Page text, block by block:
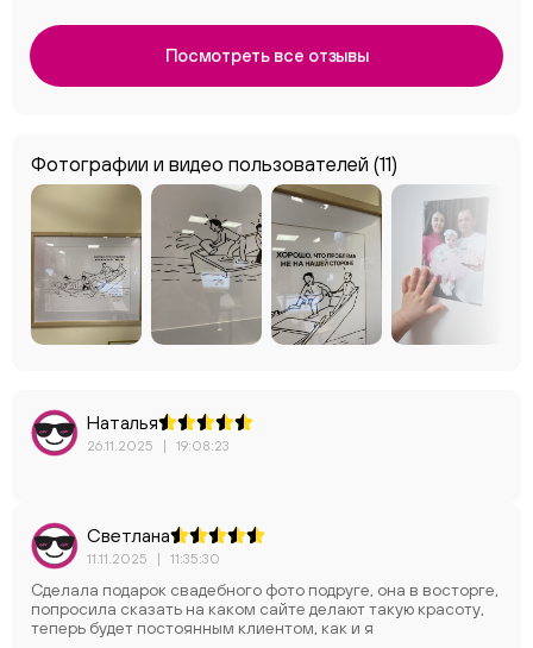
Фотографии и видео пользователей (11)
Посмотреть все отзывы
Наталья
26.11.2025 | 19:08:23
Светлана
11.11.2025 | 11:35:30
Сделала подарок свадебного фото подруге, она в восторге,
попросила сказать на каком сайте делают такую красоту,
теперь будет постоянным клиентом, как и я